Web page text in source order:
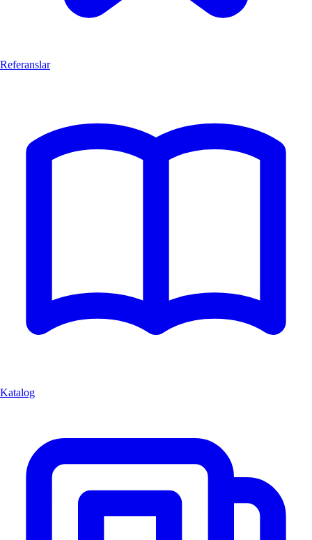
Referanslar
Katalog